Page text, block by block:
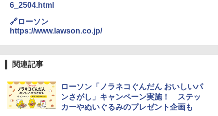
6_2504.html
🔗ローソン
https://www.lawson.co.jp/
関連記事
ローソン「ノラネコぐんだん おいしいパ
ンさがし」キャンペーン実施！ ステッ
カーやぬいぐるみのプレゼント企画も